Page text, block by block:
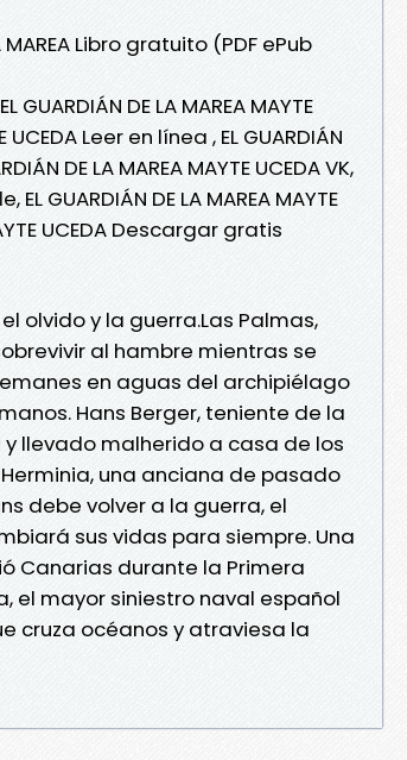
Libro gratuito (PDF ePub
GUARDIÁN DE LA MAREA MAYTE
UCEDA Leer en línea , EL GUARDIÁN
DE LA MAREA MAYTE UCEDA VK,
EL GUARDIÁN DE LA MAREA MAYTE
UCEDA Descargar gratis
olvido y la guerra.Las Palmas,
al hambre mientras se
en aguas del archipiélago
Hans Berger, teniente de la
llevado malherido a casa de los
una anciana de pasado
debe volver a la guerra, el
sus vidas para siempre. Una
Canarias durante la Primera
el mayor siniestro naval español
cruza océanos y atraviesa la